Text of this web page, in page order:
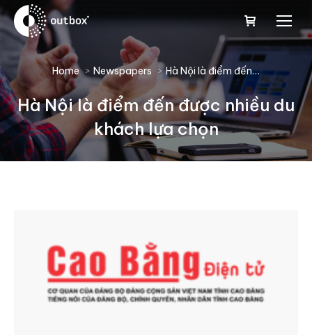
You are here:
Home Newspapers Hà Nội là điểm đến…
Hà Nội là điểm đến được nhiều du
khách lựa chọn